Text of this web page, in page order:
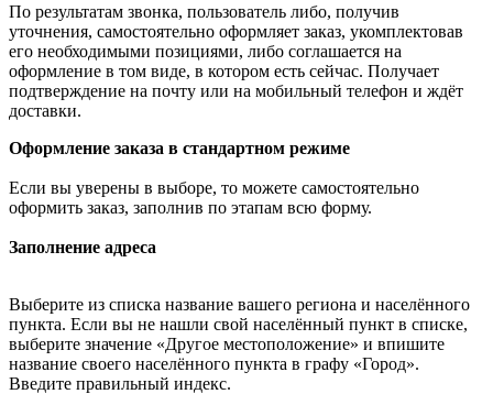
По результатам звонка, пользователь либо, получив
уточнения, самостоятельно оформляет заказ, укомплектовав
его необходимыми позициями, либо соглашается на
оформление в том виде, в котором есть сейчас. Получает
подтверждение на почту или на мобильный телефон и ждёт
доставки.
Оформление заказа в стандартном режиме
Если вы уверены в выборе, то можете самостоятельно
оформить заказ, заполнив по этапам всю форму.
Заполнение адреса
Выберите из списка название вашего региона и населённого
пункта. Если вы не нашли свой населённый пункт в списке,
выберите значение «Другое местоположение» и впишите
название своего населённого пункта в графу «Город».
Введите правильный индекс.